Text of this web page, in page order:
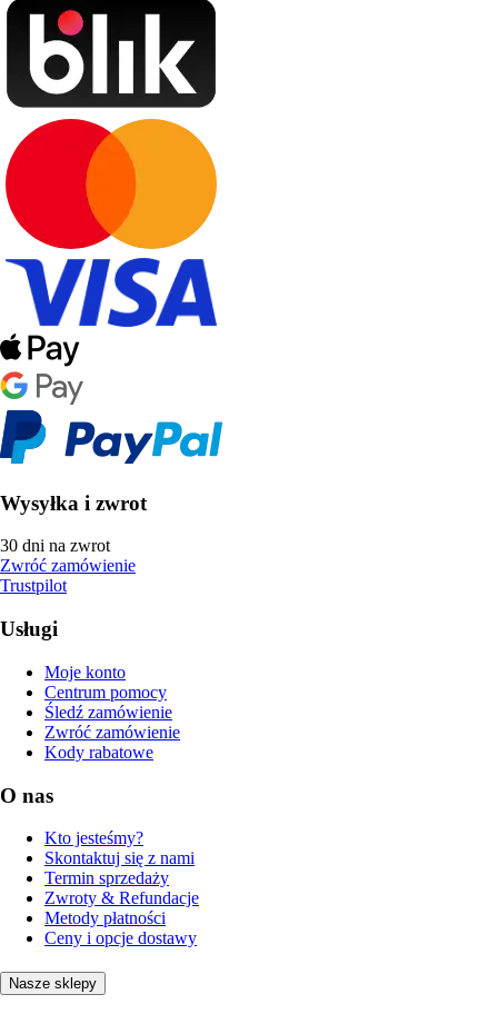
Wysyłka i zwrot
30 dni na zwrot
Zwróć zamówienie
Trustpilot
Usługi
Moje konto
Centrum pomocy
Śledź zamówienie
Zwróć zamówienie
Kody rabatowe
O nas
Kto jesteśmy?
Skontaktuj się z nami
Termin sprzedaży
Zwroty & Refundacje
Metody płatności
Ceny i opcje dostawy
Nasze sklepy